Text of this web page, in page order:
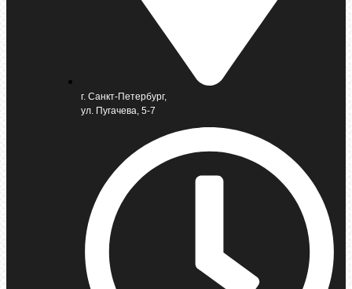
г. Санкт-Петербург,
ул. Пугачева, 5-7